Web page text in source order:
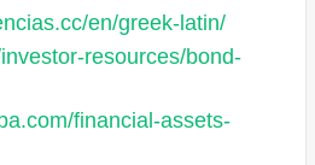
en/greek-latin/
resources/bond-
financial-assets-